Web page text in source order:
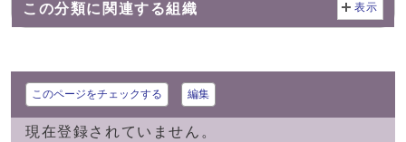
この分類に関連する組織 表示
このページをチェックする 編集
現在登録されていません。